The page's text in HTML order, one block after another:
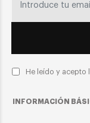
He leído y acepto
INFORMACIÓN